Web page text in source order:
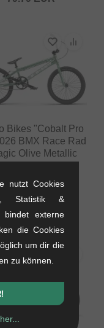
Bikes "Cobalt Pro
BMX Race Rad
Olive Metallic
504.16EUR
nutzt Cookies
Statistik &
bindet externe
die Cookies
um dir die
zu können.